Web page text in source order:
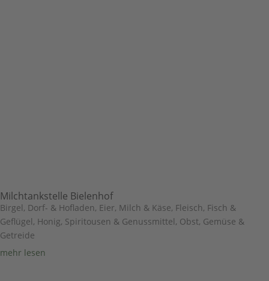
Milchtankstelle Bielenhof
Birgel, Dorf- & Hofladen, Eier, Milch & Käse, Fleisch, Fisch &
Geflügel, Honig, Spiritousen & Genussmittel, Obst, Gemüse &
Getreide
mehr lesen